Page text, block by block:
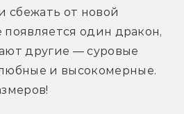
сбежать от новой
появляется один дракон,
другие — суровые
и высокомерные.